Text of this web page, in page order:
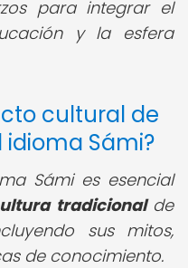
para integrar el
y la esfera
cultural de
Sámi?
Sámi es esencial
tradicionalde
sus mitos,
de conocimiento.